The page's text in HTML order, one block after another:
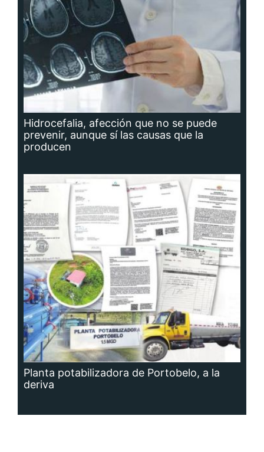
Hidrocefalia, afección que no se puede
prevenir, aunque sí las causas que la
producen
Planta potabilizadora de Portobelo, a la
deriva